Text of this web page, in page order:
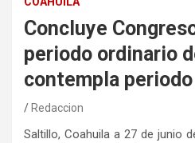
Concluye
periodo ordinario
contempla
Redaccion
Saltillo, Coahuila a 27 de junio